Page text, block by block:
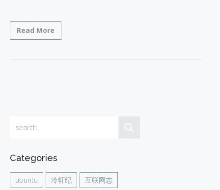
Read More
Categories
ubuntu 冷轩纪 互联网志